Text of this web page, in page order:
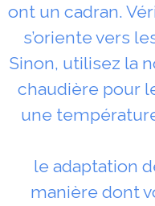
ont un cadran.
s’oriente vers
Sinon, utilisez la
chaudière pour
une
le adaptation
manière dont